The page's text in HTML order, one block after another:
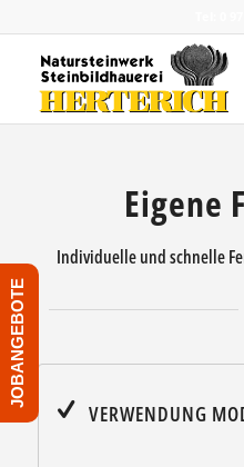
Eigene
Individuelle und schnelle
VERWENDUNG
JOBANGEBOTE